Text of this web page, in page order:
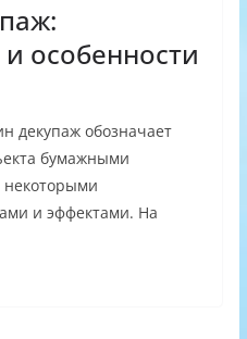
особенности
декупаж обозначает
бумажными
некоторыми
и эффектами. На